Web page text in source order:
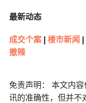
最新动态
成交个案| 楼市新闻
撤辣
免责声明： 本文内
讯的准确性，但并不